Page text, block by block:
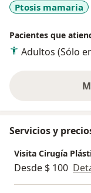
Ptosis mamaria
Pacientes que
Adultos (Sólo
Servicios y
Visita Cirugía
Desde $ 100